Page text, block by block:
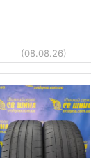
(08.08.26)